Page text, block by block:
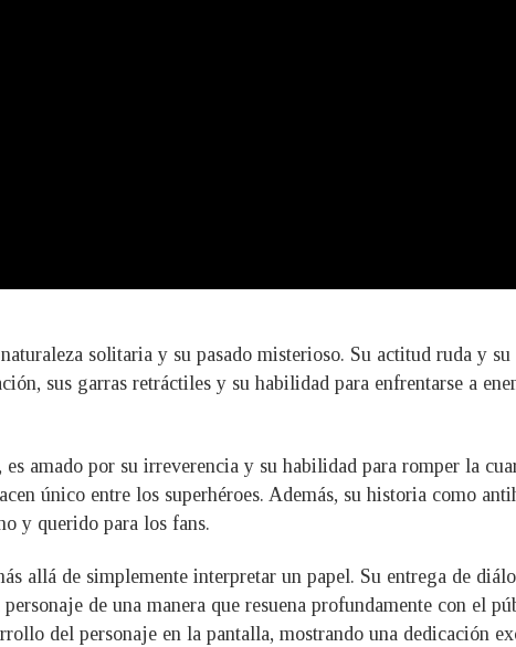
solitaria y su pasado misterioso. Su actitud ruda y
sus garras retráctiles y su habilidad para enfrentarse a
amado por su irreverencia y su habilidad para romper la
único entre los superhéroes. Además, su historia como
y querido para los fans.
allá de simplemente interpretar un papel. Su entrega de
de una manera que resuena profundamente con el
del personaje en la pantalla, mostrando una dedicación